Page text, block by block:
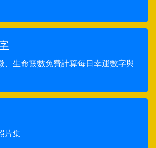
、生命靈數免費計算每日幸運數字與
片集